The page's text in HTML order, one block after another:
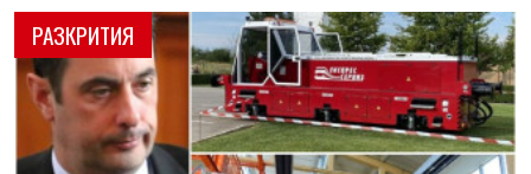
РАЗКРИТИЯ